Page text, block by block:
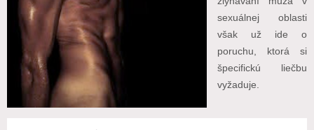
sexuálnej oblasti
však už ide o
poruchu, ktorá si
špecifickú liečbu
vyžaduje.